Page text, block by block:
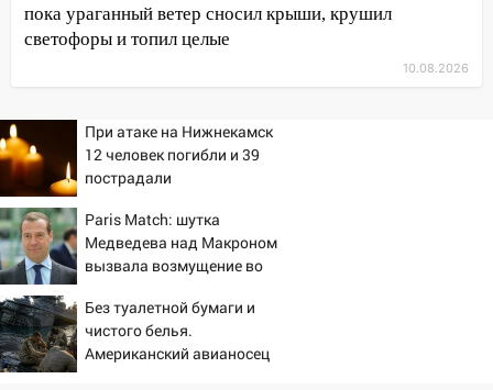
10:15 Соцсети: мотоциклист врезался в
«Калину» в Новом городе
республике объявили траур
10:06
За выходные выпало больше
месячной нормы осадков и упало 111
деревьев в Ульяновске
10:00
В Кузоватово ураганный ветер
повредил кровли районного дома
культуры и школы
09:20
Момент падения дерева на
машину в Ульяновске попал на видео
пока ураганный ветер сносил крыши, крушил
светофоры и топил целые
10.08.2026
При атаке на Нижнекамск
12 человек погибли и 39
пострадали
Paris Match: шутка
Медведева над Макроном
вызвала возмущение во
Без туалетной бумаги и
чистого белья.
Американский авианосец